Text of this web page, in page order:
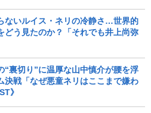
ないルイス・ネリの冷静さ…世界的
どう見たのか？「それでも井上尚弥
“裏切り”に温厚な山中慎介が腰を浮
戦「なぜ悪童ネリはここまで嫌わ
》